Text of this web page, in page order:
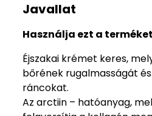
Javallat
Használja ezt a
Éjszakai krémet keres,
bőrének rugalmasságát
ráncokat.
Az arctiin – hatóanyag,